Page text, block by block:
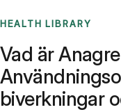
HEALTH LIBRARY
Vad är
biverkningar